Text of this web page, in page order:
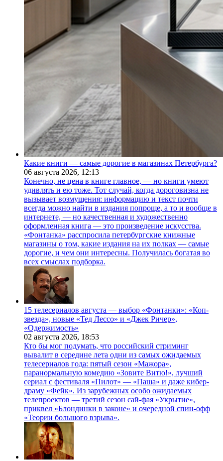
Какие книги — самые дорогие в магазинах Петербурга?
06 августа 2026, 12:13
Конечно, не цена в книге главное, — но книги умеют
удивлять и ею тоже. Тот случай, когда дороговизна не
вызывает возмущения: информацию и текст почти
всегда можно найти в издания попроще, а то и вообще в
интернете, — но качественная и художественно
оформленная книга — это произведение искусства.
«Фонтанка» расспросила петербургские книжные
магазины о том, какие издания на их полках — самые
дорогие, и чем они интересны. Получилась богатая во
всех смыслах подборка.
15 телесериалов августа — выбор «Фонтанки»: «Коп-
звезда», новые «Тед Лессо» и «Джек Ричер»,
«Одержимость»
02 августа 2026, 18:53
Кто бы мог подумать, что российский стриминг
вывалит в середине лета одни из самых ожидаемых
телесериалов года: пятый сезон «Мажора»,
паранормальную комедию «Зовите Витю!», лучший
сериал с фестиваля «Пилот» — «Паша» и даже кибер-
драму «Фейк». Из зарубежных особо ожидаемых
телепроектов — третий сезон сай-фая «Укрытие»,
приквел «Блондинки в законе» и очередной спин-офф
«Теории большого взрыва».